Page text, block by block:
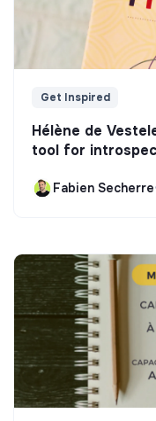
Get Inspired
Hélène de
tool for
Fabien Secherre